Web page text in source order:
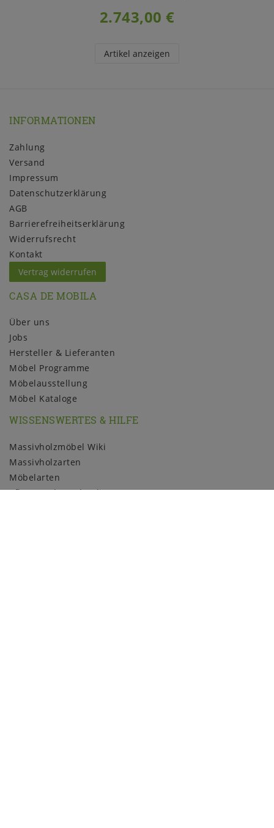
2.743,00 €
Artikel anzeigen
INFORMATIONEN
Zahlung
Versand
Impressum
Daten­schutz­erklärung
AGB
Barrierefreiheitserklärung
Widerrufs­recht
Kontakt
Vertrag widerrufen
CASA DE MOBILA
Über uns
Jobs
Hersteller & Lieferanten
Möbel Programme
Möbelausstellung
Möbel Kataloge
WISSENSWERTES & HILFE
Massivholzmöbel Wiki
Massivholzarten
Möbelarten
Pflege und Kundendienst